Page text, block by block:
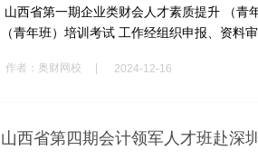
山西省第一期企业类财会人才素质提升 （青
（青年班）培训考试 工作经组织申报、资料
作者： 奥财网校 | 2024-12-16
山西省第四期会计领军人才班赴深